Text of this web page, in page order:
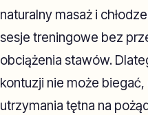
naturalny masaż i
sesje treningowe bez
obciążenia stawów.
kontuzji nie może
utrzymania tętna na